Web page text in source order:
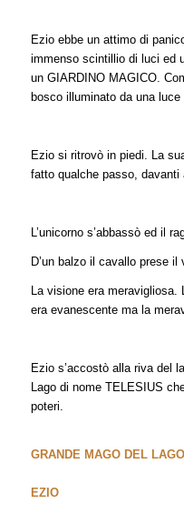
Ezio ebbe un attimo di
immenso scintillio di luci ed
un GIARDINO MAGICO.
bosco illuminato da una
Ezio si ritrovò in piedi. La
fatto qualche passo, davanti
L’unicorno s’abbassò ed il
D’un balzo il cavallo prese
La visione era
era evanescente ma la
Ezio s’accostò alla riva del
Lago di nome TELESIUS
poteri.
GRANDE MAGO DEL LAGO
EZIO